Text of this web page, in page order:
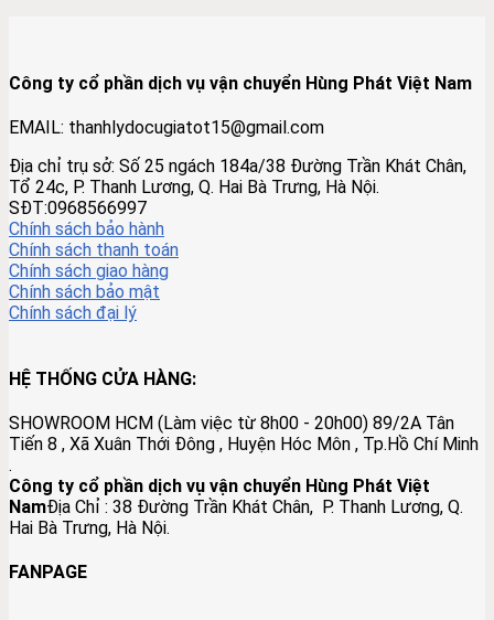
Công ty cổ phần dịch vụ vận chuyển Hùng Phát Việt Nam
EMAIL: thanhlydocugiatot15@gmail.com
Địa chỉ trụ sở: Số 25 ngách 184a/38 Đường Trần Khát Chân,
Tổ 24c, P. Thanh Lương, Q. Hai Bà Trưng, Hà Nội.
SĐT:0968566997
Chính sách bảo hành
Chính sách thanh toán
Chính sách giao hàng
Chính sách bảo mật
Chính sách đại lý
HỆ THỐNG CỬA HÀNG:
SHOWROOM HCM (Làm việc từ 8h00 - 20h00) 89/2A Tân
Tiến 8 , Xã Xuân Thới Đông , Huyện Hóc Môn , Tp.Hồ Chí Minh
.
Công ty cổ phần dịch vụ vận chuyển Hùng Phát Việt
NamĐịa Chỉ : 38 Đường Trần Khát Chân, P. Thanh Lương, Q.
Hai Bà Trưng, Hà Nội.
FANPAGE